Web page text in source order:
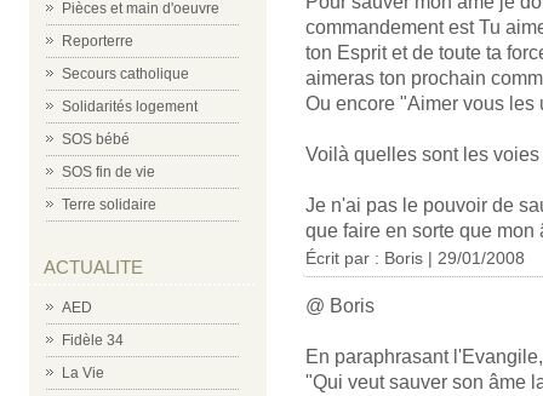
Pièces et main d'oeuvre
Reporterre
Secours catholique
Solidarités logement
SOS bébé
SOS fin de vie
Terre solidaire
ACTUALITE
AED
Fidèle 34
La Vie
commandement est Tu
ton Esprit et de toute ta
aimeras ton prochain
Ou encore "Aimer vous les
Voilà quelles sont les
Je n'ai pas le pouvoir de
que faire en sorte que mon
Écrit par : Boris | 29/01/2008
@ Boris
En paraphrasant
"Qui veut sauver son âme